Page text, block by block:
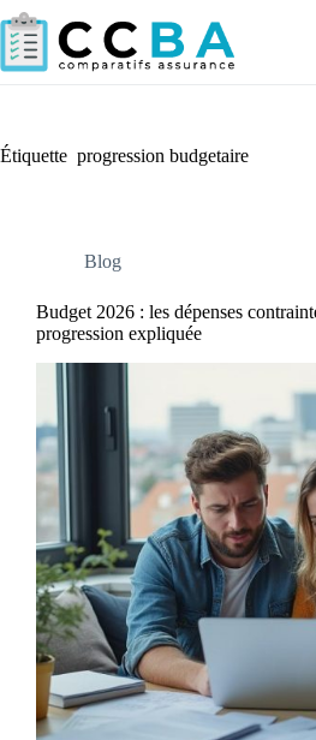
Passer
au
contenu
Étiquette progression budgetaire
Blog
Budget 2026 : les dépenses
progression expliquée